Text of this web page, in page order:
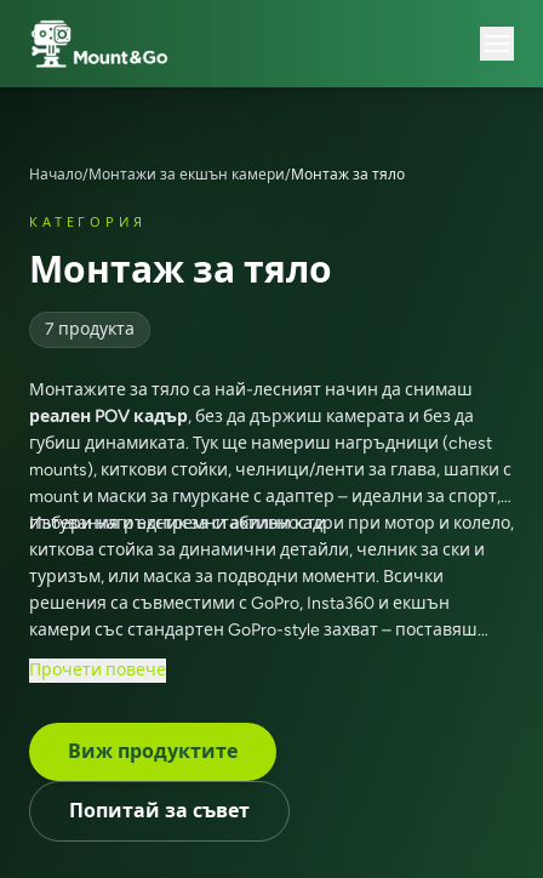
Начало/Монтажи за екшън камери/Монтаж за тяло
КАТЕГОРИЯ
Монтаж за тяло
7 продукта
Монтажите за тяло са най-лесният начин да снимаш
реален POV кадър, без да държиш камерата и без да
губиш динамиката. Тук ще намериш нагръдници (chest
mounts), киткови стойки, челници/ленти за глава, шапки с
mount и маски за гмуркане с адаптер – идеални за спорт,
пътувания и екстремни активности.
Избери нагръдник за стабилни кадри при мотор и колело,
киткова стойка за динамични детайли, челник за ски и
туризъм, или маска за подводни моменти. Всички
решения са съвместими с GoPro, Insta360 и екшън
камери със стандартен GoPro-style захват – поставяш
бързо и започваш да снимаш веднага.
Прочети повече
Виж продуктите
Попитай за съвет
Бисквитки и поверителност
Приемам